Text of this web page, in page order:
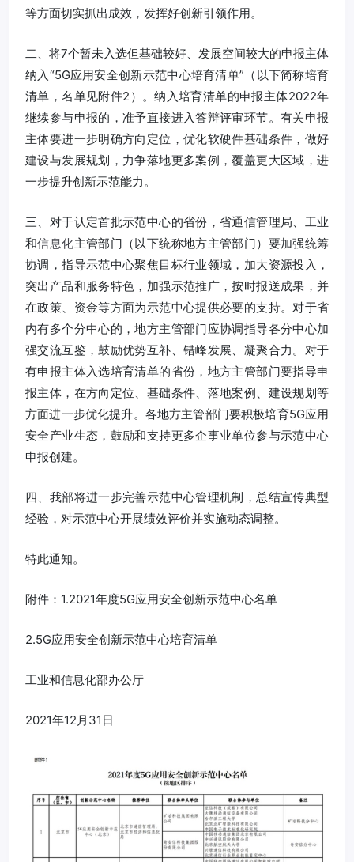
等方面切实抓出成效，发挥好创新引领作用。
二、将7个暂未入选但基础较好、发展空间较大的申报主体
纳入“5G应用安全创新示范中心培育清单”（以下简称培育
清单，名单见附件2）。纳入培育清单的申报主体2022年
继续参与申报的，准予直接进入答辩评审环节。有关申报
主体要进一步明确方向定位，优化软硬件基础条件，做好
建设与发展规划，力争落地更多案例，覆盖更大区域，进
一步提升创新示范能力。
三、对于认定首批示范中心的省份，省通信管理局、工业
和信息化主管部门（以下统称地方主管部门）要加强统筹
协调，指导示范中心聚焦目标行业领域，加大资源投入，
突出产品和服务特色，加强示范推广，按时报送成果，并
在政策、资金等方面为示范中心提供必要的支持。对于省
内有多个分中心的，地方主管部门应协调指导各分中心加
强交流互鉴，鼓励优势互补、错峰发展、凝聚合力。对于
有申报主体入选培育清单的省份，地方主管部门要指导申
报主体，在方向定位、基础条件、落地案例、建设规划等
方面进一步优化提升。各地方主管部门要积极培育5G应用
安全产业生态，鼓励和支持更多企事业单位参与示范中心
申报创建。
四、我部将进一步完善示范中心管理机制，总结宣传典型
经验，对示范中心开展绩效评价并实施动态调整。
特此通知。
附件：1.2021年度5G应用安全创新示范中心名单
2.5G应用安全创新示范中心培育清单
工业和信息化部办公厅
2021年12月31日